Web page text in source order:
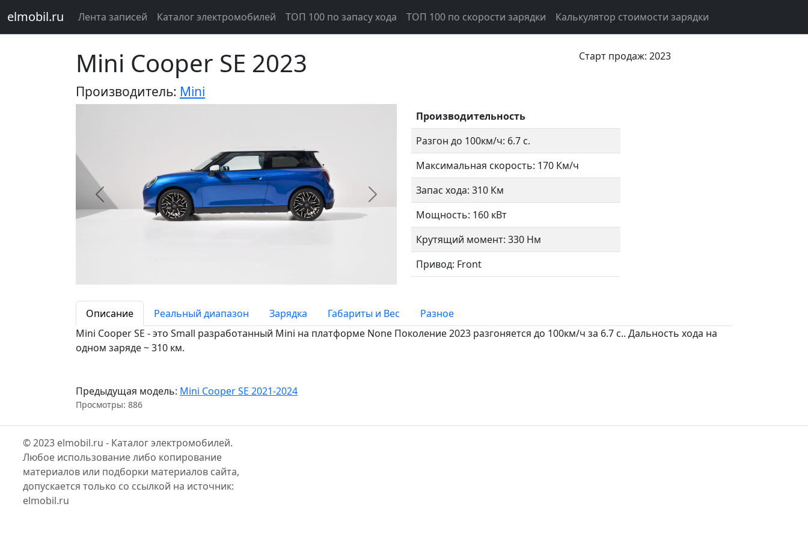
elmobil.ru Лента записей Каталог электромобилей ТОП 100 по запасу хода ТОП 100 по скорости зарядки Калькулятор стоимости зарядки
Mini Cooper SE 2023
Производитель: Mini
Старт продаж: 2023
Предыдущий Следующий
Производительность
Разгон до 100км/ч: 6.7 с.
Максимальная скорость: 170 Км/ч
Запас хода: 310 Км
Мощность: 160 кВт
Крутящий момент: 330 Нм
Привод: Front
Описание Реальный диапазон Зарядка Габариты и Вес
Разное
Mini Cooper SE - это Small разработанный Mini на платформе None Поколение 2023 разгоняется до 100км/ч за 6.7 c.. Дальность хода на
одном заряде ~ 310 км.
Предыдущая модель: Mini Cooper SE 2021-2024
Просмотры: 886
© 2023 elmobil.ru - Каталог электромобилей.
Любое использование либо копирование
материалов или подборки материалов сайта,
допускается только со ссылкой на источник:
elmobil.ru